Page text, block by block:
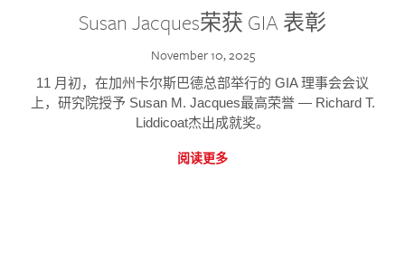
Susan Jacques荣获 GIA 表彰
November 10, 2025
11 月初，在加州卡尔斯巴德总部举行的 GIA 理事会会议
上，研究院授予 Susan M. Jacques最高荣誉 — Richard T.
Liddicoat杰出成就奖。
阅读更多